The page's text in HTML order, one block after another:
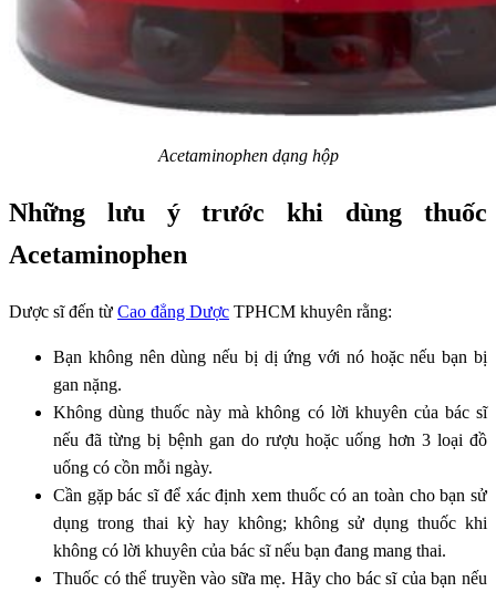
Acetaminophen dạng hộp
Những lưu ý trước khi dùng thuốc
Acetaminophen
Dược sĩ đến từ Cao đẳng Dược TPHCM khuyên rằng:
Bạn không nên dùng nếu bị dị ứng với nó hoặc nếu bạn bị
gan nặng.
Không dùng thuốc này mà không có lời khuyên của bác sĩ
nếu đã từng bị bệnh gan do rượu hoặc uống hơn 3 loại đồ
uống có cồn mỗi ngày.
Cần gặp bác sĩ để xác định xem thuốc có an toàn cho bạn sử
dụng trong thai kỳ hay không; không sử dụng thuốc khi
không có lời khuyên của bác sĩ nếu bạn đang mang thai.
Thuốc có thể truyền vào sữa mẹ. Hãy cho bác sĩ của bạn nếu